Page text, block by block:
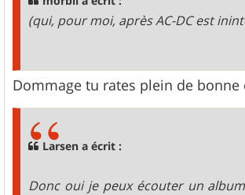
(qui, pour moi, après AC-DC est
Dommage tu rates plein de bonne
Larsen a écrit :
Donc oui je peux écouter un